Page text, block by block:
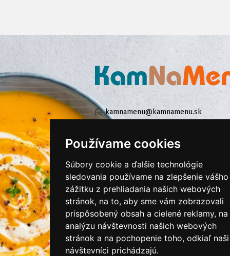
Používame cookies
Súbory cookie a ďalšie technológie
sledovania používame na zlepšenie vášho
zážitku z prehliadania našich webových
stránok, na to, aby sme vám zobrazovali
prispôsobený obsah a cielené reklamy, na
analýzu návštevnosti našich webových
stránok a na pochopenie toho, odkiaľ naši
návštevníci prichádzajú.
kamnamenu@kamnamenu.sk
KONTAKTUJTE NÁS
PRIHLÁSIŤ SA DO ZÁKAZNÍCKEJ ZÓNY
Všeobecné obchodné podmienky
Ochrana osobných údajov